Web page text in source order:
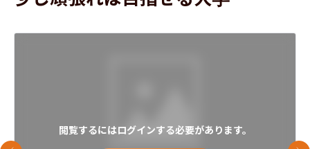
閲覧するにはログインする必要があります。